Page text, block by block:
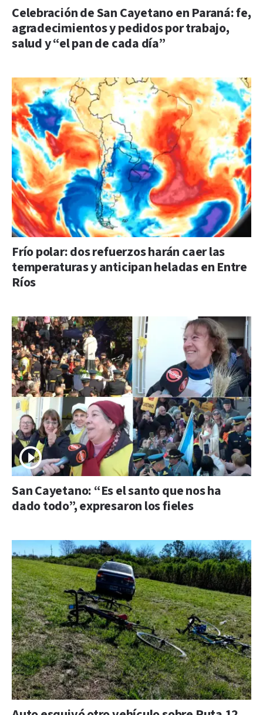
Celebración de San Cayetano en Paraná: fe,
agradecimientos y pedidos por trabajo,
salud y “el pan de cada día”
Frío polar: dos refuerzos harán caer las
temperaturas y anticipan heladas en Entre
Ríos
San Cayetano: “Es el santo que nos ha
dado todo”, expresaron los fieles